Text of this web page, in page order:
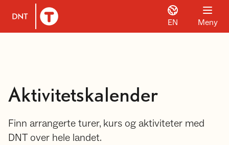
Til DNT.no forside
EN Meny
Aktivitetskalender
Finn arrangerte turer, kurs og aktiviteter med
DNT over hele landet.